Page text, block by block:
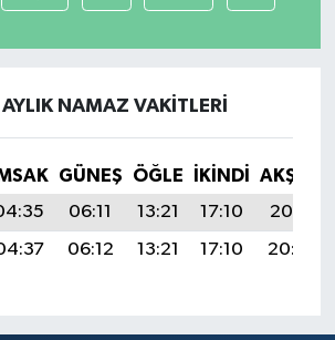
AYLIK NAMAZ VAKITLERI
GÜNEŞ ÖĞLE İKINDI
AKŞAM
06:11 13:21 17:10
20:21
06:12 13:21 17:10 20:20